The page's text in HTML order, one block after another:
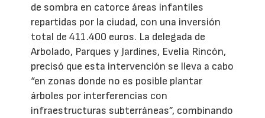
de sombra en catorce áreas infantiles
repartidas por la ciudad, con una inversión
total de 411.400 euros. La delegada de
Arbolado, Parques y Jardines, Evelia Rincón,
precisó que esta intervención se lleva a cabo
“en zonas donde no es posible plantar
árboles por interferencias con
infraestructuras subterráneas”, combinando